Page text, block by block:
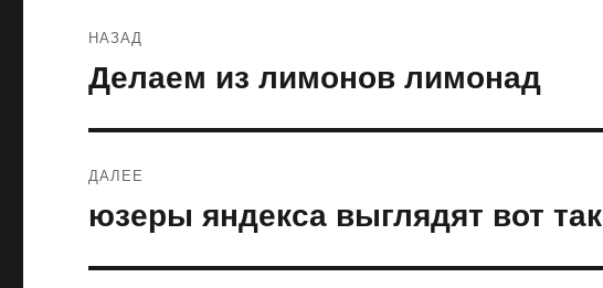
по
НАЗАД
Предыдущая
запись:
Делаем из лимонов лимонад
ДАЛЕЕ
Следующая
юзеры яндекса выглядят вот так